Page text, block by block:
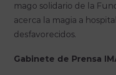
mago solidario de la
acerca la magia a
desfavorecidos.
Gabinete de Prensa